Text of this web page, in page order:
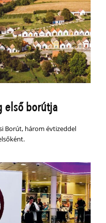
első borútja
Borút, három évtizeddel